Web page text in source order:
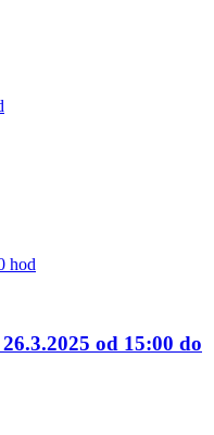
hod
od 15:00 do